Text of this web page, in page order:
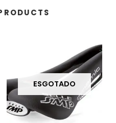
ESGOTADO